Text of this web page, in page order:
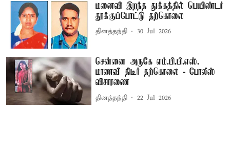
மனைவி இறந்த துக்கத்தில் பெயிண்டர்
தூக்குப்போட்டு தற்கொலை
தினத்தந்தி 30 Jul 2026
சென்னை அருகே எம்.பி.பி.எஸ்.
மாணவி திடீர் தற்கொலை - போலீஸ்
விசாரணை
தினத்தந்தி 22 Jul 2026